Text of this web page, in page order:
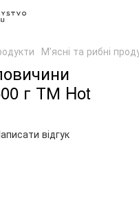
Мʼясні та рибні
г ТМ Hot
відгук